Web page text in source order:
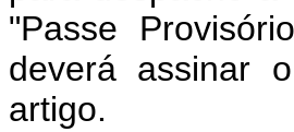
"Passe
deverá assinar
artigo.